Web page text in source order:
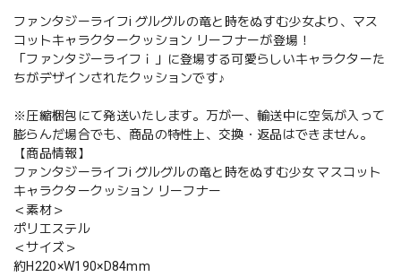
ファンタジーライフi グルグルの竜と時をぬすむ少女より、マス
コットキャラクタークッション リーフナーが登場！
「ファンタジーライフｉ」に登場する可愛らしいキャラクターた
ちがデザインされたクッションです♪
※圧縮梱包にて発送いたします。万が一、輸送中に空気が入って
膨らんだ場合でも、商品の特性上、交換・返品はできません。
【商品情報】
ファンタジーライフi グルグルの竜と時をぬすむ少女 マスコット
キャラクタークッション リーフナー
＜素材＞
ポリエステル
＜サイズ＞
約H220×W190×D84mm